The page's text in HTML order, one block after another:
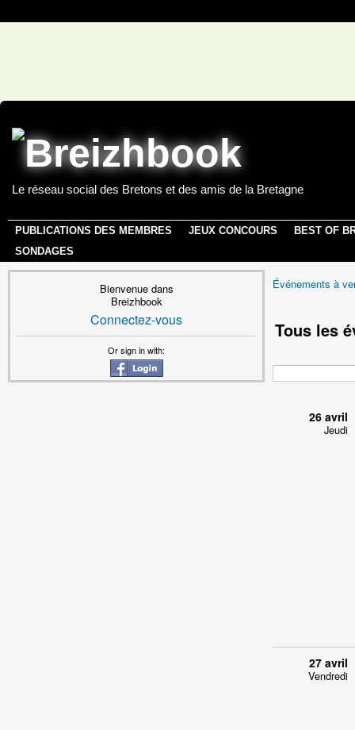
Le réseau social des Bretons et des amis de la Bretagne
PUBLICATIONS DES MEMBRES JEUX CONCOURS
BEST OF
SONDAGES
Bienvenue dans
Breizhbook
Connectez-vous
Or sign in with:
Événements à
Tous les
26 avril
Jeudi
27 avril
Vendredi